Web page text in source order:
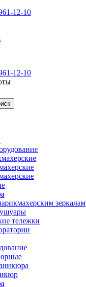
12-10
12-10
зеркалам
тележки